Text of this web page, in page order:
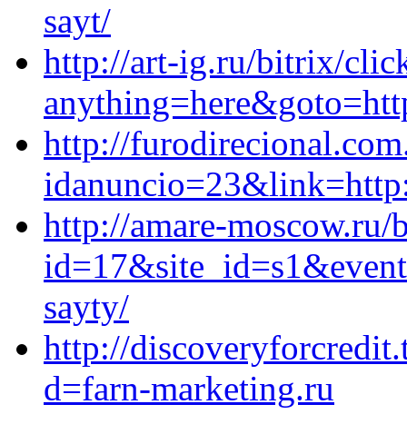
sayt/
http://art-ig.ru/bitrix/
http://
http://amare-
sayty/
http://
d=farn-marketing.ru